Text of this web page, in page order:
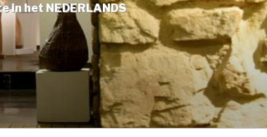
in het NEDERLANDS